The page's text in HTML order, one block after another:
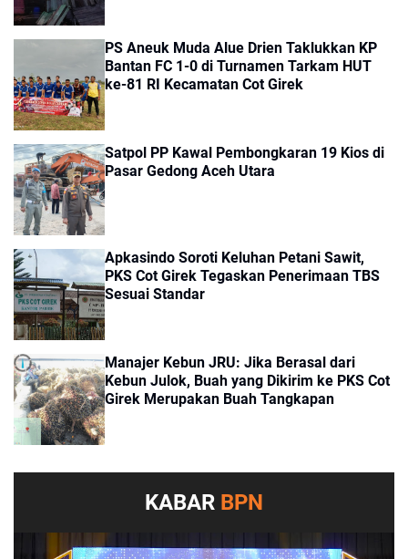
PS Aneuk Muda Alue Drien Taklukkan KP
Bantan FC 1-0 di Turnamen Tarkam HUT
ke-81 RI Kecamatan Cot Girek
Satpol PP Kawal Pembongkaran 19 Kios di
Pasar Gedong Aceh Utara
Apkasindo Soroti Keluhan Petani Sawit,
PKS Cot Girek Tegaskan Penerimaan TBS
Sesuai Standar
Manajer Kebun JRU: Jika Berasal dari
Kebun Julok, Buah yang Dikirim ke PKS Cot
Girek Merupakan Buah Tangkapan
KABAR BPN